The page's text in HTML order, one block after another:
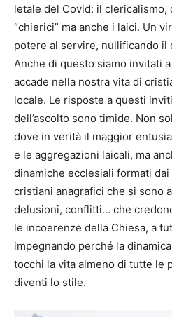
letale del Covid: il clericalismo,
“chierici” ma anche i laici. Un
potere al servire, nullificando il
Anche di questo siamo invitati
accade nella nostra vita di
locale. Le risposte a questi
dell’ascolto sono timide. Non
dove in verità il maggior
e le aggregazioni laicali, ma
dinamiche ecclesiali formati dai
cristiani anagrafici che si sono
delusioni, conflitti… che
le incoerenze della Chiesa, a
impegnando perché la
tocchi la vita almeno di tutte le
diventi lo stile.